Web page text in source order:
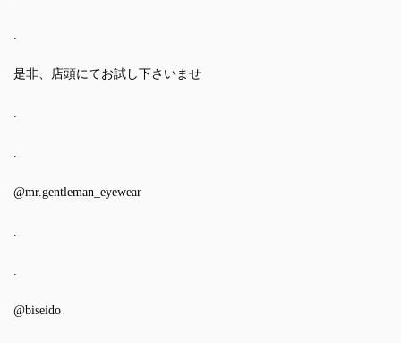
是非、店頭にてお試し下さいませ
@mr.gentleman_eyewear
@biseido